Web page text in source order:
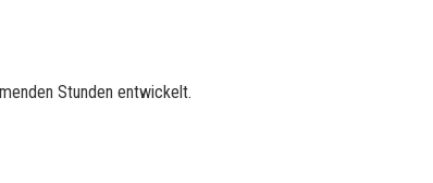
Stunden entwickelt.